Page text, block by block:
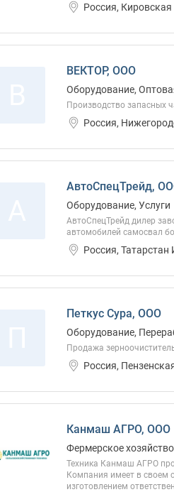
Россия, Кировская
ВЕКТОР, ООО
Оборудование,
Производство запасных
Россия,
АвтоСпецТрейд,
Оборудование, Услуги
АвтоСпецТрейд дилер
автомобилей самосвал
Россия,
Петкус Сура, ООО
Оборудование,
Продажа
Россия,
Канмаш АГРО, ООО
Фермерское хозяйство
Техника Канмаш АГРО
Компания имеет в своем
изготовлением